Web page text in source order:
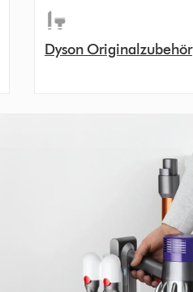
Dyson Originalzubehör